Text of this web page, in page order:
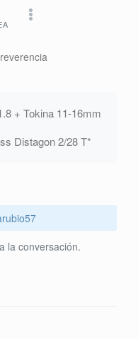
+ Tokina 11-16mm
Distagon 2/28 T*
la conversación.